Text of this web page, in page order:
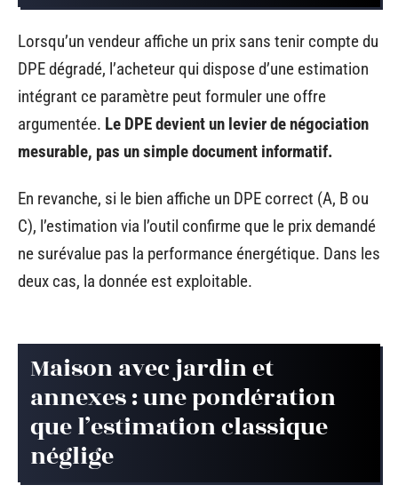
Lorsqu’un vendeur affiche un prix sans tenir compte du
DPE dégradé, l’acheteur qui dispose d’une estimation
intégrant ce paramètre peut formuler une offre
argumentée. Le DPE devient un levier de négociation
mesurable, pas un simple document informatif.
En revanche, si le bien affiche un DPE correct (A, B ou
C), l’estimation via l’outil confirme que le prix demandé
ne surévalue pas la performance énergétique. Dans les
deux cas, la donnée est exploitable.
Maison avec jardin et
annexes : une pondération
que l’estimation classique
néglige